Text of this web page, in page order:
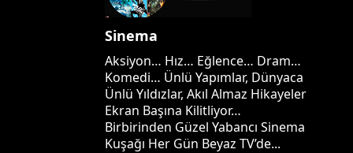
Sinema
Aksiyon… Hız… Eğlence… Dram…
Komedi… Ünlü Yapımlar, Dünyaca
Ünlü Yıldızlar, Akıl Almaz Hikayeler
Ekran Başına Kilitliyor…
Birbirinden Güzel Yabancı Sinema
Kuşağı Her Gün Beyaz TV’de...